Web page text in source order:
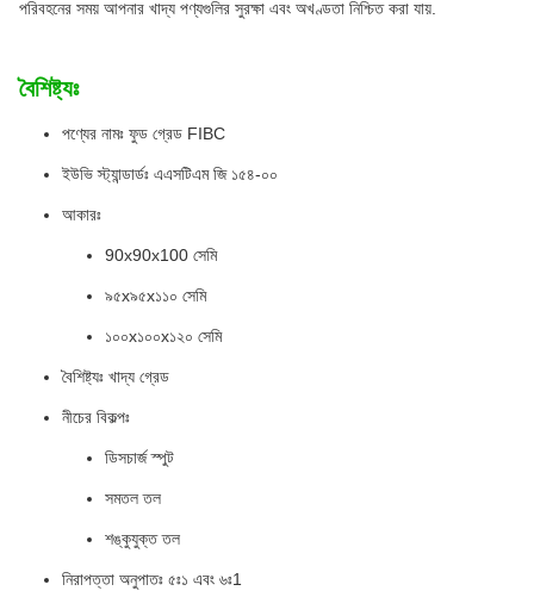
পরিবহনের সময় আপনার খাদ্য পণ্যগুলির সুরক্ষা এবং অখণ্ডতা নিশ্চিত করা যায়.
বৈশিষ্ট্যঃ
পণ্যের নামঃ ফুড গ্রেড FIBC
ইউভি স্ট্যান্ডার্ডঃ এএসটিএম জি ১৫৪-০০
আকারঃ
90x90x100 সেমি
৯৫x৯৫x১১০ সেমি
১০০x১০০x১২০ সেমি
বৈশিষ্ট্যঃ খাদ্য গ্রেড
নীচের বিকল্পঃ
ডিসচার্জ স্পুট
সমতল তল
শঙ্কুযুক্ত তল
নিরাপত্তা অনুপাতঃ ৫ঃ১ এবং ৬ঃ1